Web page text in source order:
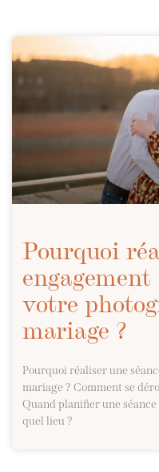
Pourquoi
votre
mariage ?
Pourquoi réaliser une
mariage ? Comment se
Quand planifier une
quel lieu ?